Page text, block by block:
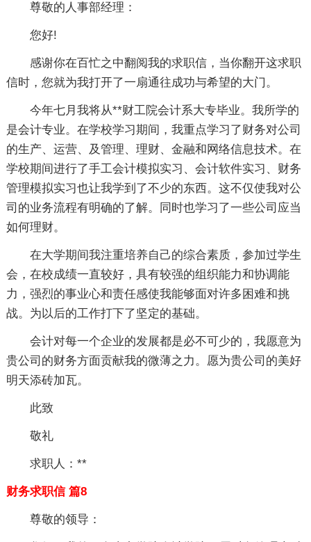
尊敬的人事部经理：
您好!
感谢你在百忙之中翻阅我的求职信，当你翻开这求职
信时，您就为我打开了一扇通往成功与希望的大门。
今年七月我将从**财工院会计系大专毕业。我所学的
是会计专业。在学校学习期间，我重点学习了财务对公司
的生产、运营、及管理、理财、金融和网络信息技术。在
学校期间进行了手工会计模拟实习、会计软件实习、财务
管理模拟实习也让我学到了不少的东西。这不仅使我对公
司的业务流程有明确的了解。同时也学习了一些公司应当
如何理财。
在大学期间我注重培养自己的综合素质，参加过学生
会，在校成绩一直较好，具有较强的组织能力和协调能
力，强烈的事业心和责任感使我能够面对许多困难和挑
战。为以后的工作打下了坚定的基础。
会计对每一个企业的发展都是必不可少的，我愿意为
贵公司的财务方面贡献我的微薄之力。愿为贵公司的美好
明天添砖加瓦。
此致
敬礼
求职人：**
财务求职信 篇8
尊敬的领导：